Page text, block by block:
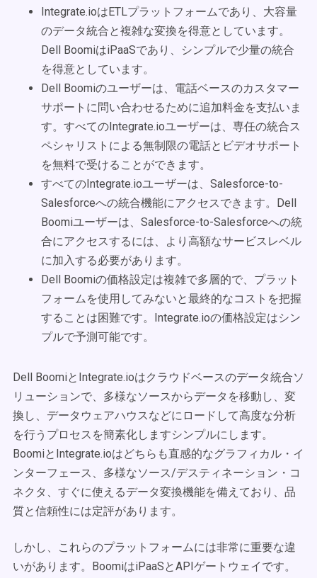
Integrate.ioはETLプラットフォームであり、大容量
のデータ統合と複雑な変換を得意としています。
Dell BoomiはiPaaSであり、シンプルで少量の統合
を得意としています。
Dell Boomiのユーザーは、電話ベースのカスタマー
サポートに問い合わせるために追加料金を支払いま
す。すべてのIntegrate.ioユーザーは、専任の統合ス
ペシャリストによる無制限の電話とビデオサポート
を無料で受けることができます。
すべてのIntegrate.ioユーザーは、Salesforce-to-
Salesforceへの統合機能にアクセスできます。Dell
Boomiユーザーは、Salesforce-to-Salesforceへの統
合にアクセスするには、より高額なサービスレベル
に加入する必要があります。
Dell Boomiの価格設定は複雑で多層的で、プラット
フォームを使用してみないと最終的なコストを把握
することは困難です。Integrate.ioの価格設定はシン
プルで予測可能です。
Dell BoomiとIntegrate.ioはクラウドベースのデータ統合ソ
リューションで、多様なソースからデータを移動し、変
換し、データウェアハウスなどにロードして高度な分析
を行うプロセスを簡素化しますシンプルにします。
BoomiとIntegrate.ioはどちらも直感的なグラフィカル・イ
ンターフェース、多様なソース/デスティネーション・コ
ネクタ、すぐに使えるデータ変換機能を備えており、品
質と信頼性には定評があります。
しかし、これらのプラットフォームには非常に重要な違
いがあります。BoomiはiPaaSとAPIゲートウェイです。